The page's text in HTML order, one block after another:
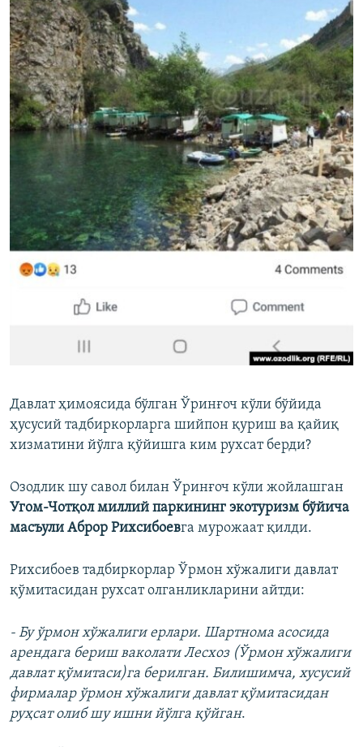
​Давлат ҳимоясида бўлган Ўринғоч кўли бўйида
ҳусусий тадбиркорларга шийпон қуриш ва қайиқ
хизматини йўлга қўйишга ким рухсат берди?
Озодлик шу савол билан Ўринғоч кўли жойлашган
Угом-Чотқол миллий паркининг экотуризм бўйича
масъули Аброр Рихсибоевга мурожаат қилди.
Рихсибоев тадбиркорлар Ўрмон хўжалиги давлат
қўмитасидан рухсат олганликларини айтди:
- Бу ўрмон хўжалиги ерлари. Шартнома асосида
арендага бериш ваколати Лесхоз (Ўрмон хўжалиги
давлат қўмитаси)га берилган. Билишимча, хусусий
фирмалар ўрмон хўжалиги давлат қўмитасидан
руҳсат олиб шу ишни йўлга қўйган.